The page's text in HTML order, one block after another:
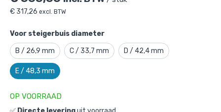
€ 317,26 excl. BTW
Voor steigerbuis diameter
B / 26,9 mm C / 33,7 mm D / 42,4 mm
E / 48,3 mm
OP VOORRAAD
Doos Verstelbaar hoekstuk - zwart-E
/ 48,3 mm (34 stuks)
Gekozen aantal: x